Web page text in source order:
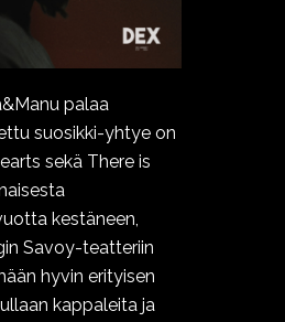
palaa
suosikki-yhtye on
sekä There is
kestäneen,
Savoy-teatteriin
hyvin erityisen
kappaleita ja